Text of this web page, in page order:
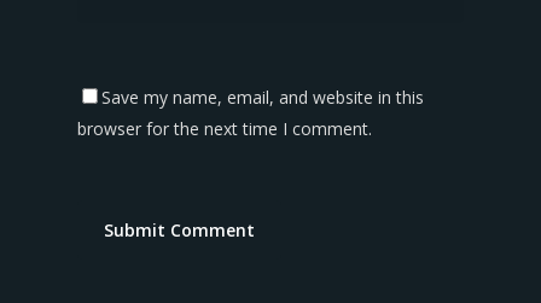
Save my name, email, and website in this
browser for the next time I comment.